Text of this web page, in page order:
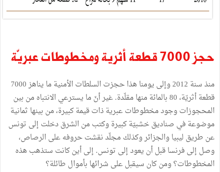
حجز 7000 قطعة أثرية ومخطوطات عبريّة
منذسنة 2012وإلى يومنا هذاحجزت السلطات الأمنيةما يناهز7000
قطعةأثريّة،80بالمائةمنهامقلّدة.غيرأنّما يسترعي الانتباهمن بين
المحجوزاتوجودمخطوطاتعبريةذاتقيمةكبيرة،من بينها ثمانية
موضوعةفي صناديقخشبيّةكبيرةوكتبمن الشرقدخلت إلى تونس
عن طريق ليبياوالجزائروكذلكمجلّدنقشتحروفهعلى الرصاص،
وصل إلىفرنساقبلأن يعودإلى تونس. إلىأينكانت ستذهب هذه
المخطوطات؟ومنكان سيقبلعلى شرائها بأموال طائلة؟